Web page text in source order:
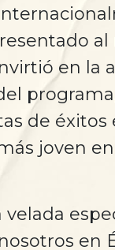
al
en la
de
joven
en